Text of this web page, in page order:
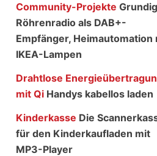
Community-Projekte
Röhrenradio als DAB+-
Empfänger, Heimautomation
IKEA-Lampen
Drahtlose
mit Qi Handys kabellos laden
Kinderkasse Die
für den Kinderkaufladen mit
MP3-Player